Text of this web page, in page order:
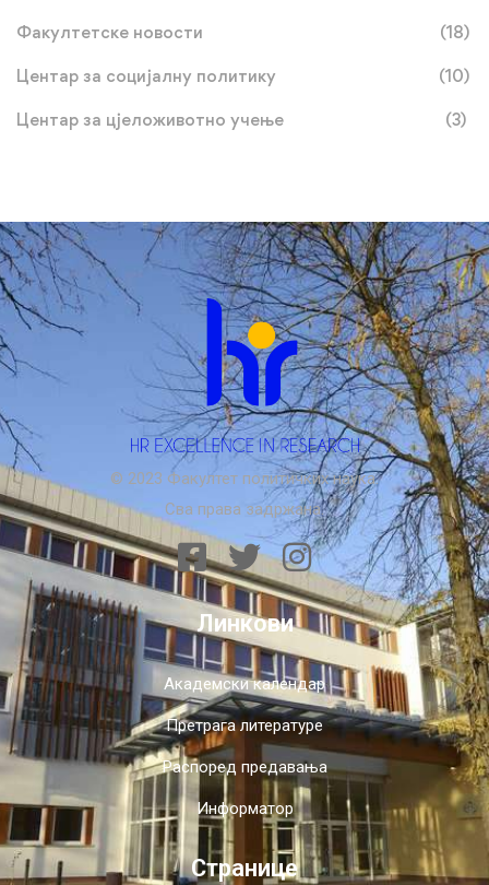
Факултетске новости (18)
Центар за социјалну политику (10)
Центар за цјеложивотно учење (3)
© 2023 Факултет политичких наука.
Сва права задржана.
Линкови
Академски календар
Претрага литературе
Распоред предавања
Информатор
Странице